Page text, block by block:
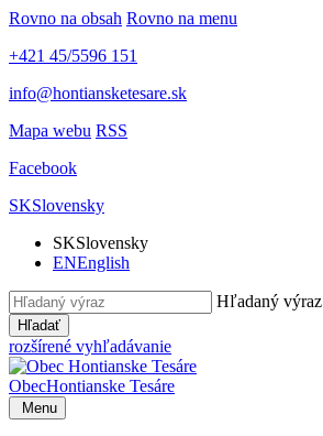
Rovno na obsah Rovno na menu
+421 45/5596 151
info@hontiansketesare.sk
Mapa webu RSS
Facebook
SKSlovensky
SKSlovensky
ENEnglish
Hľadaný výraz
Hľadať
rozšírené vyhľadávanie
ObecHontianske Tesáre
Menu